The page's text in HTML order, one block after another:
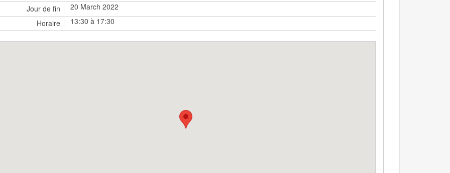
Jour de fin
20 March 2022
Horaire
13:30 à 17:30